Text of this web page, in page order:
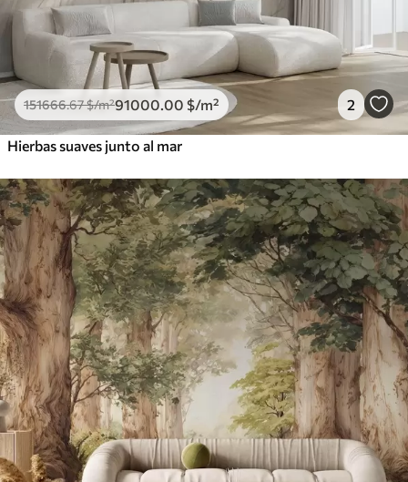
151666.67$/m²91000 .00 $/m² 2
Hierbas suaves junto al mar